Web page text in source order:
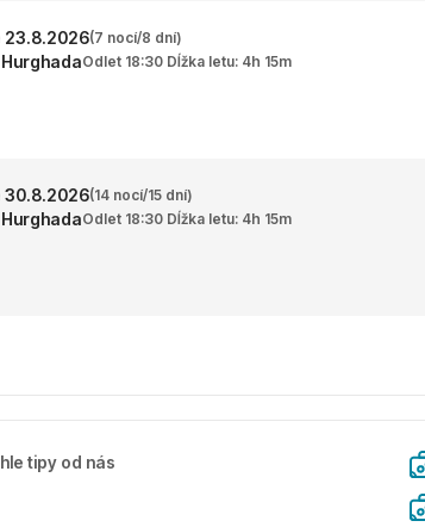
23.8.2026(7 nocí/8 dní)
Odlet 18:30 Dĺžka letu: 4h 15m
30.8.2026(14 nocí/15 dní)
Odlet 18:30 Dĺžka letu: 4h 15m
tipy od nás